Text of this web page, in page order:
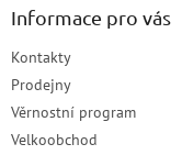
Informace pro vás
Kontakty
Prodejny
Věrnostní program
Velkoobchod